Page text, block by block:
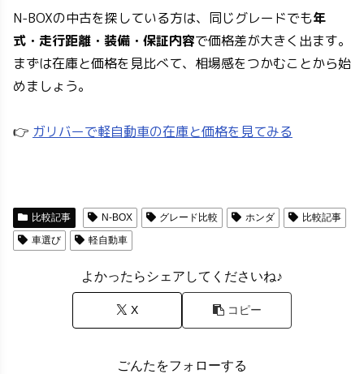
N-BOXの中古を探している方は、同じグレードでも年
式・走行距離・装備・保証内容で価格差が大きく出ます。
まずは在庫と価格を見比べて、相場感をつかむことから始
めましょう。
👉 ガリバーで軽自動車の在庫と価格を見てみる
比較記事 N-BOX グレード比較 ホンダ
比較記事
車選び
軽自動車
よかったらシェアしてくださいね♪
X コピー
ごんたをフォローする